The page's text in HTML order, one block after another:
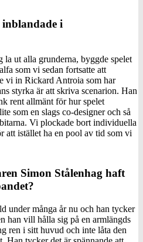
i
la ut alla grunderna, byggde spelet
som vi sedan fortsatte att
vi in Rickard Antroia som har
styrka är att skriva scenarion. Han
rent allmänt för hur spelet
som en slags co-designer och så
Vi plockade bort individuella
att istället ha en pool av tid som vi
Simon Stålenhag haft
under många år nu och han tycker
han vill hålla sig på en armlängds
ren i sitt huvud och inte låta den